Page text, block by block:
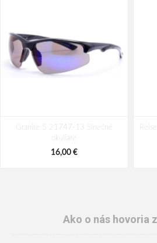
Granite 5 21747-13 Slnečné
okuliare
16,00 €
Ako o nás hovoria